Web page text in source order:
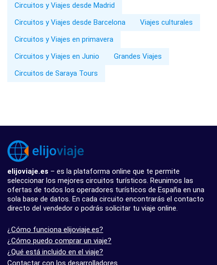
Circuitos y Viajes desde Madrid
Circuitos y Viajes desde Barcelona
Viajes culturales
Circuitos y Viajes en primavera
Circuitos y Viajes en Junio
Grandes Viajes
Circuitos de Saraya Tours
elijoviaje.es – es la plataforma online que te permite
seleccionar los mejores circuitos turísticos. Reunimos las
ofertas de todos los operadores turísticos de España en una
sola base de datos. En cada circuito encontrarás el contacto
directo del vendedor o podrás solicitar tu viaje online.
¿Cómo funciona elijoviaje.es?
¿Cómo puedo comprar un viaje?
¿Qué está incluido en el viaje?
Contactar con los desarrolladores